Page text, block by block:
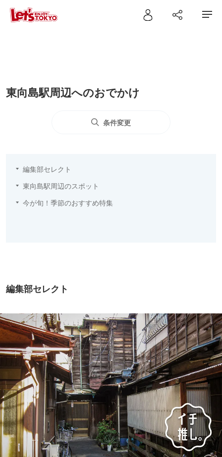
東向島駅周辺へのおでかけ
条件変更
編集部セレクト
東向島駅周辺のスポット
今が旬！季節のおすすめ特集
編集部セレクト